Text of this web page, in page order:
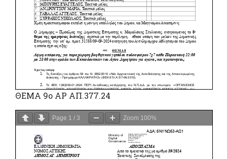
ΘΕΜΑ 9ο ΑΡ ΑΠ.377.24
Page 1 / 3 Zoom 100%